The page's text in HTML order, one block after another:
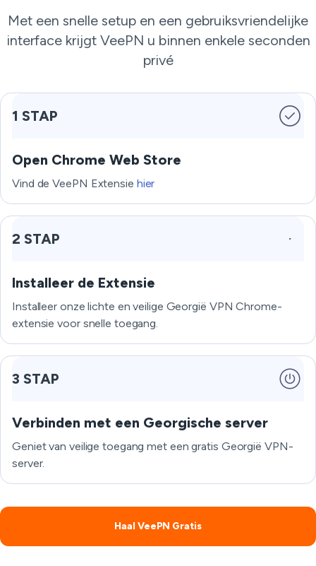
Met een snelle setup en een gebruiksvriendelijke
interface krijgt VeePN u binnen enkele seconden
privé
1 STAP
Open Chrome Web Store
Vind de VeePN Extensie hier
2 STAP
Installeer de Extensie
Installeer onze lichte en veilige Georgië VPN Chrome-
extensie voor snelle toegang.
3 STAP
Verbinden met een Georgische server
Geniet van veilige toegang met een gratis Georgië VPN-
server.
Haal VeePN Gratis